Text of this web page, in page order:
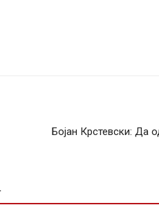
Бојан Крстевски: Да